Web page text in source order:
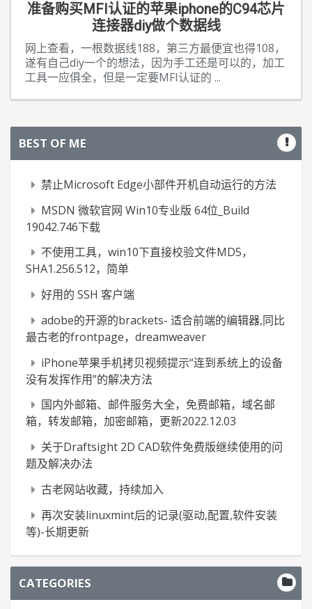
准备购买MFI认证的苹果iphone的C94芯片
连接器diy做个数据线
网上查看，一根数据线188，第三方最便宜也得108，
遂有自己diy一个的想法，因为手工还是可以的，加工
工具一应俱全，但是一定要MFI认证的 ...
BEST OF ME
禁止Microsoft Edge小部件开机自动运行的方法
MSDN 微软官网 Win10专业版 64位_Build
19042.746下载
不使用工具，win10下直接校验文件MD5，
SHA1.256.512，简单
好用的 SSH 客户端
adobe的开源的brackets- 适合前端的编辑器,同比
最古老的frontpage，dreamweaver
iPhone苹果手机拷贝视频提示“连到系统上的设备
没有发挥作用”的解决方法
国内外邮箱、邮件服务大全，免费邮箱，域名邮
箱，转发邮箱，加密邮箱，更新2022.12.03
关于Draftsight 2D CAD软件免费版继续使用的问
题及解决办法
古老网站收藏，持续加入
再次安装linuxmint后的记录(驱动,配置,软件安装
等)-长期更新
CATEGORIES